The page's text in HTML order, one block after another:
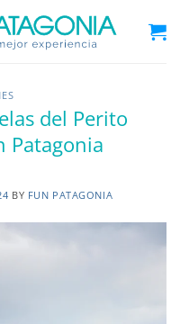
del Perito
Patagonia
BY FUN PATAGONIA